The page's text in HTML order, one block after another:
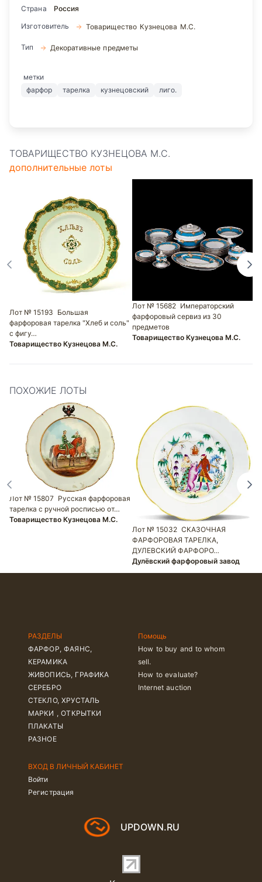
Страна
Россия
Изготовитель
Товарищество Кузнецова М.С.
Тип Декоративные предметы
метки
фарфор
тарелка кузнецовский лиго.
ТОВАРИЩЕСТВО КУЗНЕЦОВА М.С.
дополнительные лоты
Лот № 15193 Большая
фарфоровая тарелка "Хлеб и соль"
с фигу…
Товарищество Кузнецова М.С.
Лот № 15682 Императорский
фарфоровый сервиз из 30
предметов
Товарищество Кузнецова М.С.
ПОХОЖИЕ ЛОТЫ
Лот № 15807 Русская фарфоровая
тарелка с ручной росписью от…
Товарищество Кузнецова М.С.
Лот № 15032 СКАЗОЧНАЯ
ФАРФОРОВАЯ ТАРЕЛКА,
ДУЛЕВСКИЙ ФАРФОРО…
Дулёвский фарфоровый завод
РАЗДЕЛЫ
ФАРФОР, ФАЯНС,
КЕРАМИКА
ЖИВОПИСЬ, ГРАФИКА
СЕРЕБРО
СТЕКЛО, ХРУСТАЛЬ
МАРКИ , ОТКРЫТКИ
ПЛАКАТЫ
РАЗНОЕ
Помощь
How to buy and to whom
sell.
How to evaluate?
Internet auction
ВХОД В ЛИЧНЫЙ КАБИНЕТ
Войти
Регистрация
UPDOWN.RU